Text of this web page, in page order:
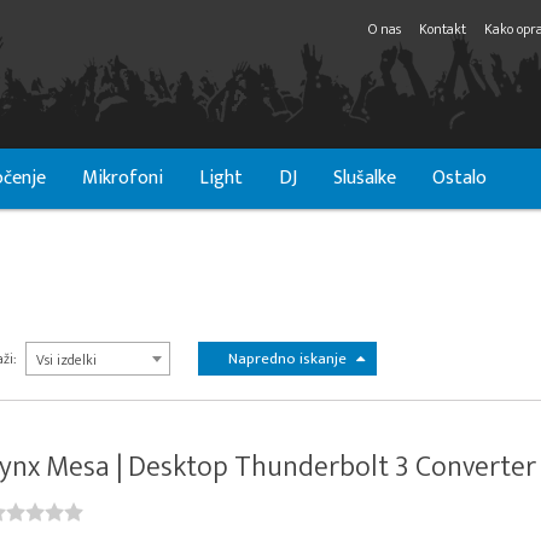
O nas Kontakt Kako
Mikrofoni Light DJ Slušalke Ostalo
Vsi izdelki Napredno iskanje
Mesa | Desktop Thunderbolt 3 Converter